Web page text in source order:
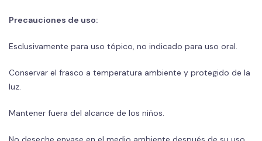
Precauciones de uso:
Esclusivamente para uso tópico, no indicado para uso oral.
Conservar el frasco a temperatura ambiente y protegido de la
luz.
Mantener fuera del alcance de los niños.